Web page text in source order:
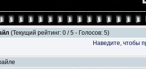
(Текущий рейтинг: 0 / 5 - Голосов: 5)
Наведите, чтобы